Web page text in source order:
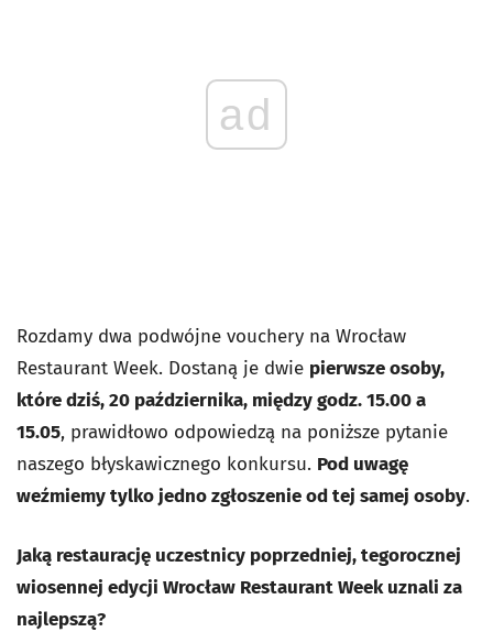
ad
Rozdamy dwa podwójne vouchery na Wrocław
Restaurant Week. Dostaną je dwie pierwsze osoby,
które dziś, 20 października, między godz. 15.00 a
15.05, prawidłowo odpowiedzą na poniższe pytanie
naszego błyskawicznego konkursu. Pod uwagę
weźmiemy tylko jedno zgłoszenie od tej samej osoby.
Jaką restaurację uczestnicy poprzedniej, tegorocznej
wiosennej edycji Wrocław Restaurant Week uznali za
najlepszą?